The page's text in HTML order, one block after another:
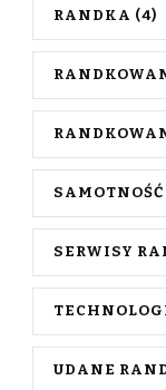
RANDKA (4)
SAMOTNOŚĆ
SERWISY
UDANE